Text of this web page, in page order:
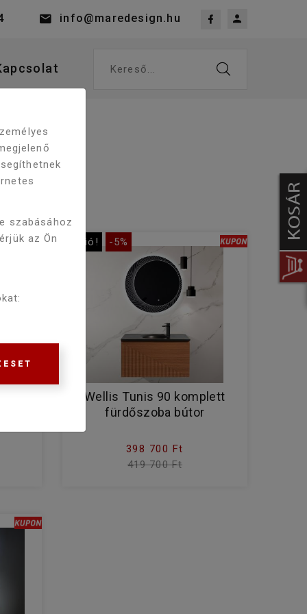
info@maredesign.hu
Kereső...
Akció! -5%
Wellis Tunis 90 komplett
fürdőszoba bútor
398 700 Ft
419 700 Ft
szabásához
az Ön